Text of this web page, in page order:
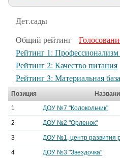
Дет.сады
Общий рейтинг
Рейтинг 1: Профессионализм
Рейтинг 2: Качество питания
Рейтинг 3: Материальная база
Позиция
1
ДОУ №7 "Колокольчик"
2 ДОУ №2 "Орленок"
3 ДОУ №1, центр развития
4 ДОУ №3 "Звездочка"